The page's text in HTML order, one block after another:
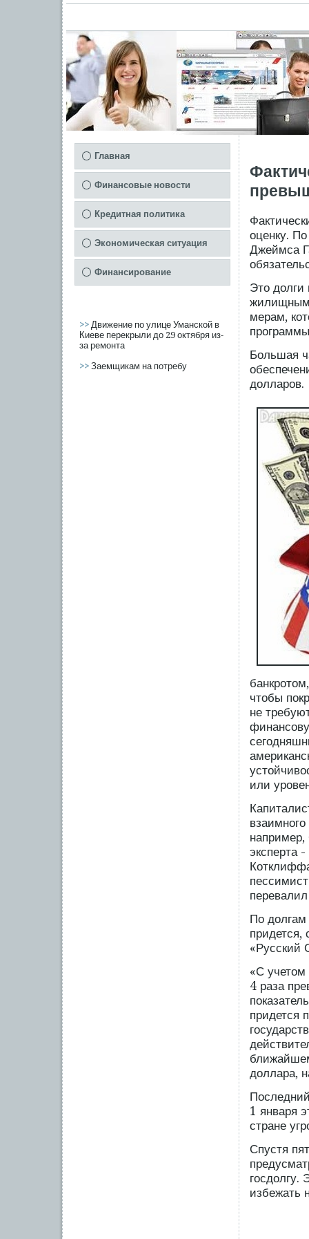
Главная
Финансовые новости
Кредитная политика
Экономическая ситуация
Финансирование
>> Движение по улице Уманской в
Киеве перекрыли до 29 октября из-
за ремонта
>> Заемщикам на потребу
оценку.
Джеймса
Это
мерам,
Большая
долларов.
чтобы
не
или
например,
эксперта
По
придется,
«Русский
«С
4 раза
придется
доллара,
1 января
стране
Спустя
госдолгу.
избежать